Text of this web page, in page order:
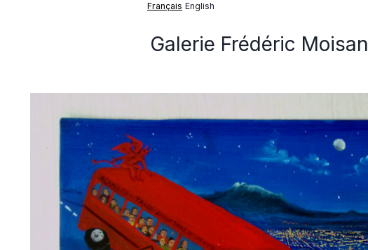
Français English
Galerie Frédéric Moisan